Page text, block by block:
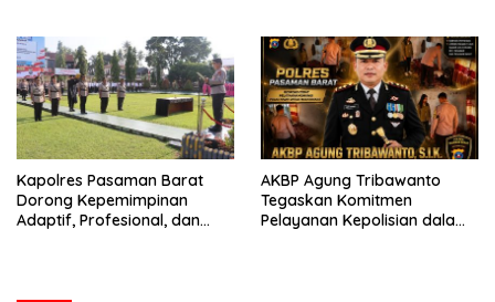
Bencana
Perlengkapan Keselamatan
Berkendara
Kapolres Pasaman Barat
Dorong Kepemimpinan
Adaptif, Profesional, dan
AKBP Agung Tribawanto
Tegaskan Komitmen
Pelayanan Kepolisian dalam